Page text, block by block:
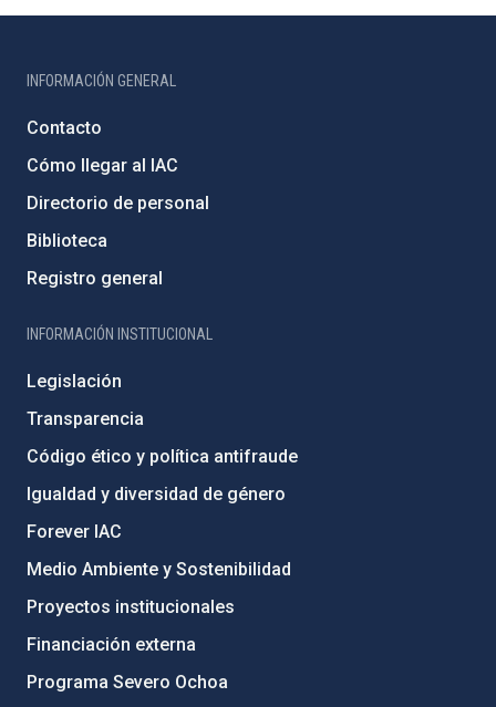
INFORMACIÓN GENERAL
Contacto
Cómo llegar al IAC
Directorio de personal
Biblioteca
Registro general
INFORMACIÓN INSTITUCIONAL
Legislación
Transparencia
Código ético y política antifraude
Igualdad y diversidad de género
Forever IAC
Medio Ambiente y Sostenibilidad
Proyectos institucionales
Financiación externa
Programa Severo Ochoa